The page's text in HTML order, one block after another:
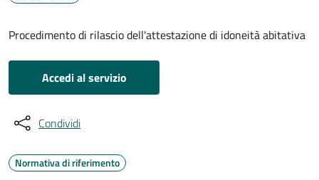
Procedimento di rilascio dell'attestazione di idoneità abitativa
Accedi al servizio
Condividi
Normativa di riferimento